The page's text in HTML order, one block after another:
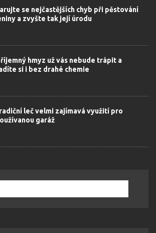
se nejčastějších chyb při pěstování
a zvyšte tak její úrodu
hmyz už vás nebude trápit a
si i bez drahé chemie
leč velmi zajímavá využití pro
garáž